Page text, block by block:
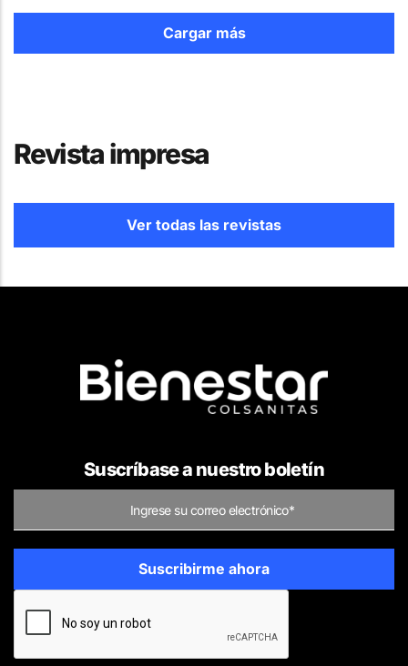
Cargar más
Revista impresa
Ver todas las revistas
Suscríbase a nuestro boletín